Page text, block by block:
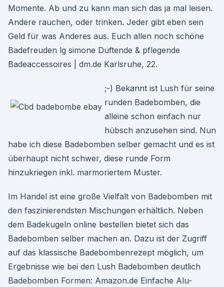
Momente. Ab und zu kann man sich das ja mal leisen.
Andere rauchen, oder trinken. Jeder gibt eben sein
Geld für was Anderes aus. Euch allen noch schöne
Badefreuden lg simone Duftende & pflegende
Badeaccessoires | dm.de Karlsruhe, 22.
;-) Bekannt ist Lush für seine
runden Badebomben, die
alleine schon einfach nur
hübsch anzusehen sind. Nun
habe ich diese Badebomben selber gemacht und es ist
überhaupt nicht schwer, diese runde Form
hinzukriegen inkl. marmoriertem Muster.
Im Handel ist eine große Vielfalt von Badebomben mit
den faszinierendsten Mischungen erhältlich. Neben
dem Badekugeln online bestellen bietet sich das
Badebomben selber machen an. Dazu ist der Zugriff
auf das klassische Badebombenrezept möglich, um
Ergebnisse wie bei den Lush Badebomben deutlich
Badebomben Formen: Amazon.de Einfache Alu-